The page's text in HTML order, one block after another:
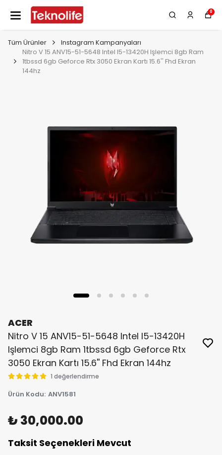
0
Tüm Ürünler
Instagram Kampanyaları
Nitro V 15 ANV15-51-5648 Intel I5-13420H Işlemci 8gb Ram
1tbssd 6gb Geforce Rtx 3050 Ekran Kartı 15.6'' Fhd Ekran
144hz
ACER
Nitro V 15 ANV15-51-5648 Intel I5-13420H
Işlemci 8gb Ram 1tbssd 6gb Geforce Rtx
3050 Ekran Kartı 15.6'' Fhd Ekran 144hz
1 değerlendirme
Ürün Kodu: ANV1581
₺ 30,000.00
Taksit Seçenekleri Mevcut